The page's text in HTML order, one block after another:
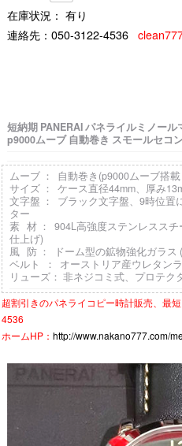
在庫状況： 有り
連絡先： 050-3122-4536
短納期 PANERAI パネライルミノー
p9000ムーブ 自動巻き スモールセコ
ムーブ ： 自動巻き(p9000ムーブ搭
サイズ ： ケース直径44mm、厚み
文字盤 ： ブラック文字盤、9時位置
ター
素 材 ： 904L高強度ステンレスス
仕上げ)
風 防 ： ドーム型の鉱物強化ガラス
ベルト ： オーストリア産ウレタン
リューズ： 非ネジコミ式、プロテク
超割引きのパネライコピー時計販売、最
4536
ホームHP： http://www.nakano777.com/